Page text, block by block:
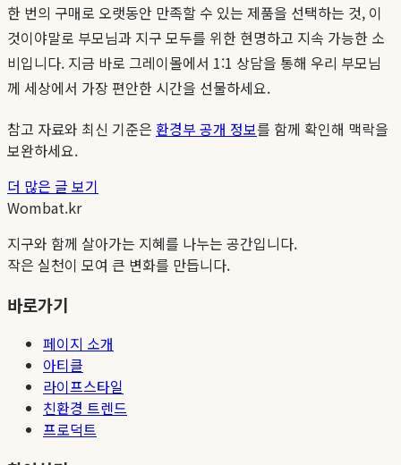
한 번의 구매로 오랫동안 만족할 수 있는 제품을 선택하는 것, 이
것이야말로 부모님과 지구 모두를 위한 현명하고 지속 가능한 소
비입니다. 지금 바로 그레이몰에서 1:1 상담을 통해 우리 부모님
께 세상에서 가장 편안한 시간을 선물하세요.
참고 자료와 최신 기준은 환경부 공개 정보를 함께 확인해 맥락을
보완하세요.
더 많은 글 보기
Wombat.kr
지구와 함께 살아가는 지혜를 나누는 공간입니다.
작은 실천이 모여 큰 변화를 만듭니다.
바로가기
페이지 소개
아티클
라이프스타일
친환경 트렌드
프로덕트